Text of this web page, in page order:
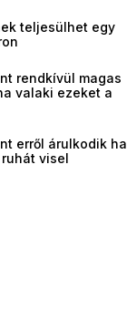
teljesülhet egy
rendkívül magas
valaki ezeket a
erről árulkodik ha
visel